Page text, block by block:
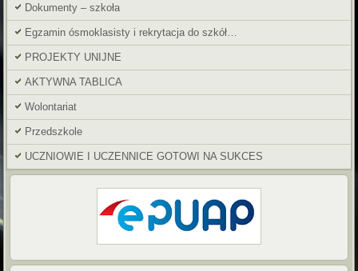
Dokumenty – szkoła
Egzamin ósmoklasisty i rekrytacja do szkół…
PROJEKTY UNIJNE
AKTYWNA TABLICA
Wolontariat
Przedszkole
UCZNIOWIE I UCZENNICE GOTOWI NA SUKCES